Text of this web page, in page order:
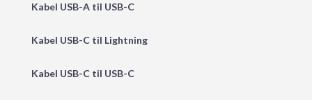
Kabel USB-A til USB-C
Kabel USB-C til Lightning
Kabel USB-C til USB-C